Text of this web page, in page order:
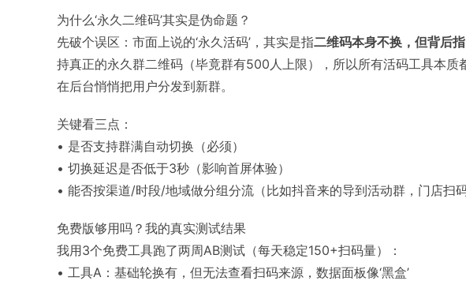
为什么‘永久二维码’其实是伪命题？
先破个误区：市面上说的‘永久活码’，其实是指二维码本身不换，但背后
持真正的永久群二维码（毕竟群有500人上限），所以所有活码工具本
在后台悄悄把用户分发到新群。
关键看三点：
• 是否支持群满自动切换（必须）
• 切换延迟是否低于3秒（影响首屏体验）
• 能否按渠道/时段/地域做分组分流（比如抖音来的导到活动群，门店扫码
免费版够用吗？我的真实测试结果
我用3个免费工具跑了两周AB测试（每天稳定150+扫码量）：
• 工具A：基础轮换有，但无法查看扫码来源，数据面板像‘黑盒’